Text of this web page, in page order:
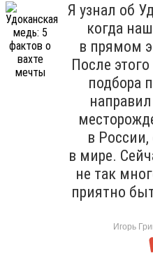
Я узнал об
когда
в прямом
После
подбора
в
в мире.
не так
приятно
Игорь